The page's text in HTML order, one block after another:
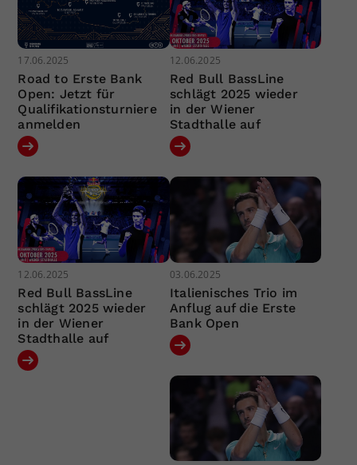
17.06.2025
Road to Erste Bank
Open: Jetzt für
Qualifikationsturniere
anmelden
12.06.2025
Red Bull BassLine
schlägt 2025 wieder
in der Wiener
Stadthalle auf
12.06.2025
Red Bull BassLine
schlägt 2025 wieder
in der Wiener
Stadthalle auf
03.06.2025
Italienisches Trio im
Anflug auf die Erste
Bank Open